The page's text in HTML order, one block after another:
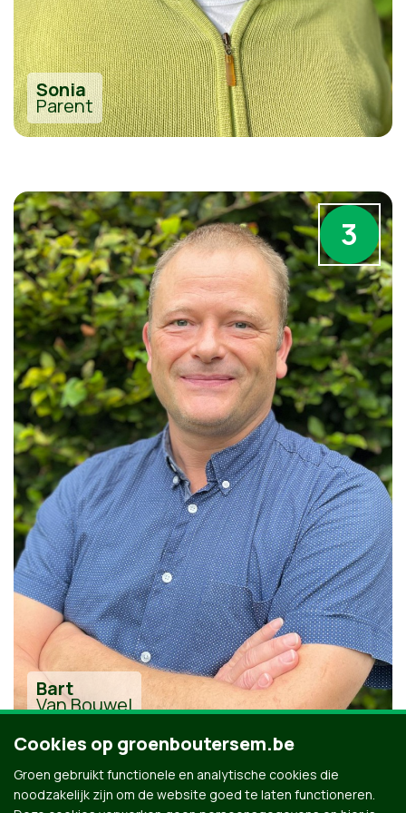
Sonia
Parent
3
Bart
Van Bouwel
Cookies op groenboutersem.be
Groen gebruikt functionele en analytische cookies die
noodzakelijk zijn om de website goed te laten functioneren.